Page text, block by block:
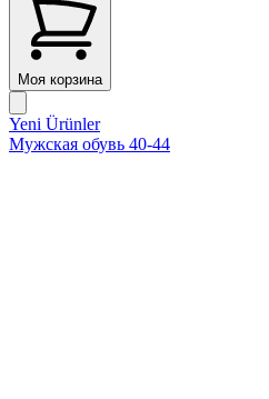
Моя корзина
Yeni Ürünler
Мужская обувь 40-44